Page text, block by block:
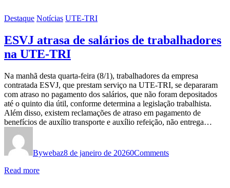
Destaque Notícias UTE-TRI
ESVJ atrasa de salários de trabalhadores
na UTE-TRI
Na manhã desta quarta-feira (8/1), trabalhadores da empresa
contratada ESVJ, que prestam serviço na UTE-TRI, se depararam
com atraso no pagamento dos salários, que não foram depositados
até o quinto dia útil, conforme determina a legislação trabalhista.
Além disso, existem reclamações de atraso em pagamento de
benefícios de auxílio transporte e auxílio refeição, não entrega…
Bywebaz8 de janeiro de 20260Comments
Read more